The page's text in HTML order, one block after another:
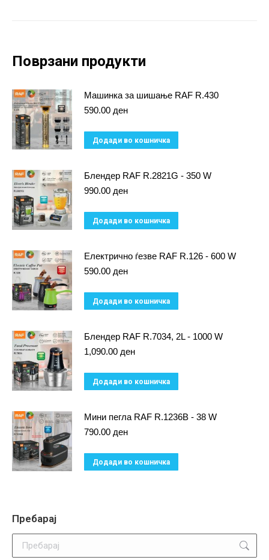
Поврзани продукти
Машинка за шишање RAF R.430
590.00 ден
Додади во кошничка
Блендер RAF R.2821G - 350 W
990.00 ден
Додади во кошничка
Електрично ѓезве RAF R.126 - 600 W
590.00 ден
Додади во кошничка
Блендер RAF R.7034, 2L - 1000 W
1,090.00 ден
Додади во кошничка
Мини пегла RAF R.1236B - 38 W
790.00 ден
Додади во кошничка
Пребарај